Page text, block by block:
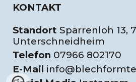
KONTAKT
Standort Sparrenloh 13,
Unterschneidheim
Telefon 07966 802170
E-Mail